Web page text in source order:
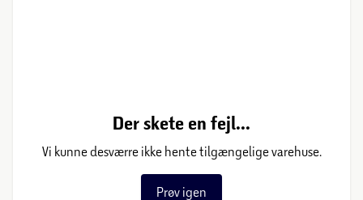
Der skete en fejl...
Vi kunne desværre ikke hente tilgængelige varehuse.
Prøv igen